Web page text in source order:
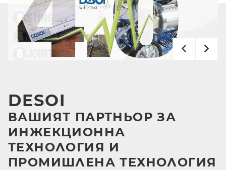
DESOI
ВАШИЯТ ПАРТНЬОР ЗА
ИНЖЕКЦИОННА
ТЕХНОЛОГИЯ И
ПРОМИШЛЕНА ТЕХНОЛОГИЯ